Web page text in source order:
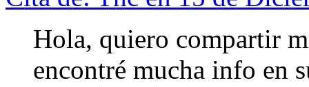
Hola, quiero compartir
encontré mucha info en